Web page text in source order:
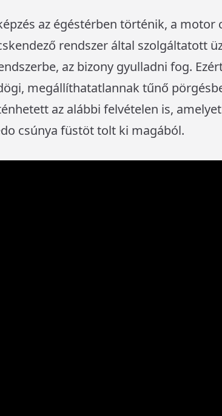
az égéstérben történik, a motor
rendszer által szolgáltatott
az bizony gyulladni fog.
megállíthatatlannak tűnő
az alábbi felvételen is,
csúnya füstöt tolt ki magából.